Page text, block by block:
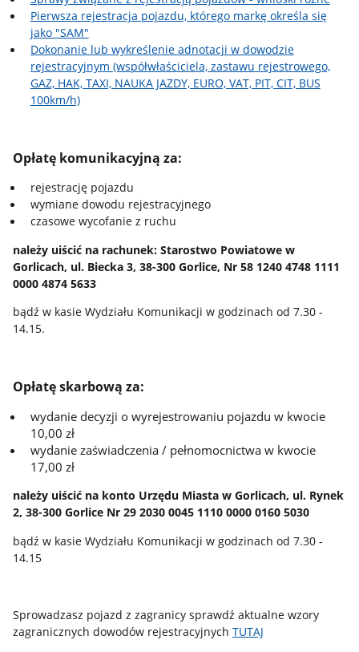
Pierwsza rejestracja pojazdu, którego markę określa się
jako "SAM"
Dokonanie lub wykreślenie adnotacji w dowodzie
rejestracyjnym (współwłaściciela, zastawu rejestrowego,
GAZ, HAK, TAXI, NAUKA JAZDY, EURO, VAT, PIT, CIT, BUS
100km/h)
Opłatę komunikacyjną za:
rejestrację pojazdu
wymiane dowodu rejestracyjnego
czasowe wycofanie z ruchu
należy uiścić na rachunek: Starostwo Powiatowe w
Gorlicach, ul. Biecka 3, 38-300 Gorlice, Nr 58 1240 4748 1111
0000 4874 5633
bądź w kasie Wydziału Komunikacji w godzinach od 7.30 -
14.15.
Opłatę skarbową za:
wydanie decyzji o wyrejestrowaniu pojazdu w kwocie
10,00 zł
wydanie zaświadczenia / pełnomocnictwa w kwocie
17,00 zł
należy uiścić na konto Urzędu Miasta w Gorlicach, ul. Rynek
2, 38-300 Gorlice Nr 29 2030 0045 1110 0000 0160 5030
bądź w kasie Wydziału Komunikacji w godzinach od 7.30 -
14.15
Sprowadzasz pojazd z zagranicy sprawdź aktualne wzory
zagranicznych dowodów rejestracyjnych TUTAJ